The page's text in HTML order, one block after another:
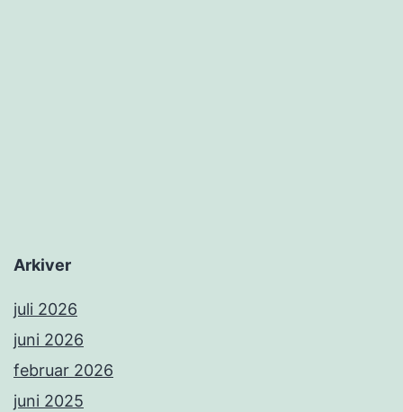
Arkiver
juli 2026
juni 2026
februar 2026
juni 2025